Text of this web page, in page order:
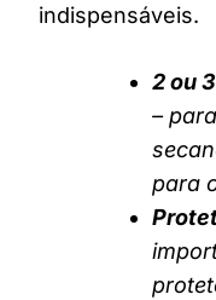
indispensáveis.
2 ou
–
para